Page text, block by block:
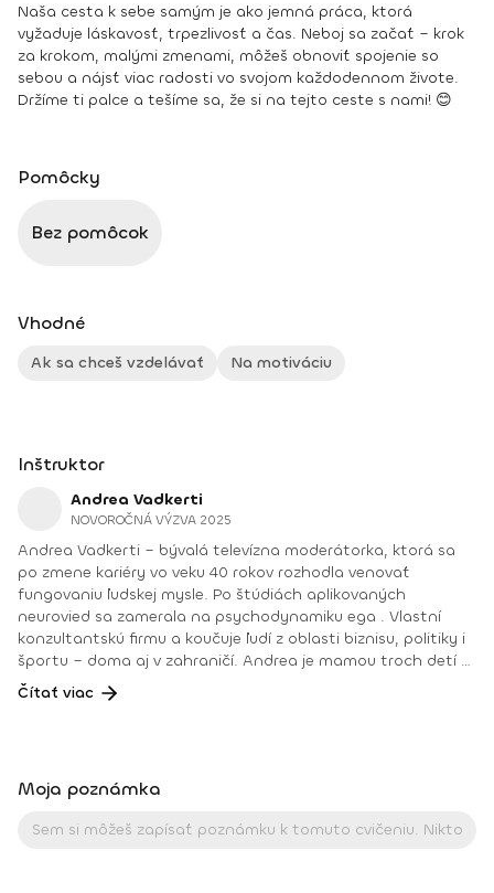
Naša cesta k sebe samým je ako jemná práca, ktorá
vyžaduje láskavosť, trpezlivosť a čas. Neboj sa začať – krok
za krokom, malými zmenami, môžeš obnoviť spojenie so
sebou a nájsť viac radosti vo svojom každodennom živote.
Držíme ti palce a tešíme sa, že si na tejto ceste s nami! 😊
Pomôcky
Bez pomôcok
Vhodné
Ak sa chceš vzdelávať Na motiváciu
Inštruktor
Andrea Vadkerti
NOVOROČNÁ VÝZVA 2025
Andrea Vadkerti – bývalá televízna moderátorka, ktorá sa
po zmene kariéry vo veku 40 rokov rozhodla venovať
fungovaniu ľudskej mysle. Po štúdiách aplikovaných
neurovied sa zamerala na psychodynamiku ega . Vlastní
konzultantskú firmu a koučuje ľudí z oblasti biznisu, politiky i
športu – doma aj v zahraničí. Andrea je mamou troch detí a
žije vo Francúzsku. Je spoluzakladateľkou Slovak Global
Network, organizácie, ktorá združuje slovenských
oblasti práv žien. Spolu s neziskovou organizáciou Trust
pod názvom I See Me. 🎙️
Čítať viac
Moja poznámka